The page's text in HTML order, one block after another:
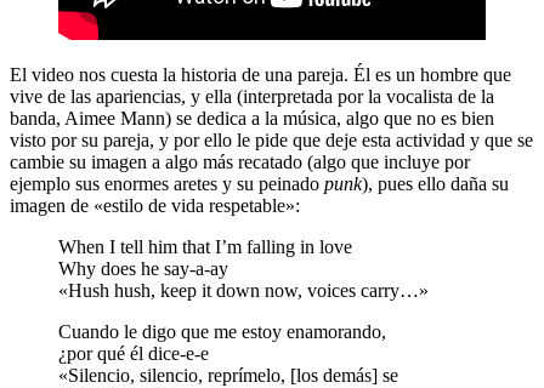
El video nos cuesta la historia de una pareja. Él es un hombre que
vive de las apariencias, y ella (interpretada por la vocalista de la
banda, Aimee Mann) se dedica a la música, algo que no es bien
visto por su pareja, y por ello le pide que deje esta actividad y que se
cambie su imagen a algo más recatado (algo que incluye por
ejemplo sus enormes aretes y su peinado punk), pues ello daña su
imagen de «estilo de vida respetable»:
When I tell him that I’m falling in love
Why does he say-a-ay
«Hush hush, keep it down now, voices carry…»
Cuando le digo que me estoy enamorando,
¿por qué él dice-e-e
«Silencio, silencio, reprímelo, [los demás] se